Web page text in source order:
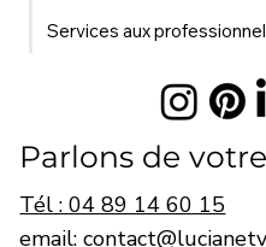
Parlons de
Tél : 04 89 14 60 15
email:
Services aux